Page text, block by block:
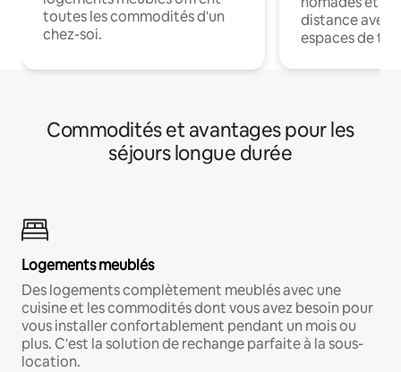
toutes les commodités d'un
chez-soi.
distance avec
espaces de
Commodités et avantages pour les
séjours longue durée
Logements meublés
Des logements complètement meublés avec une
cuisine et les commodités dont vous avez besoin pour
vous installer confortablement pendant un mois ou
plus. C'est la solution de rechange parfaite à la sous-
location.